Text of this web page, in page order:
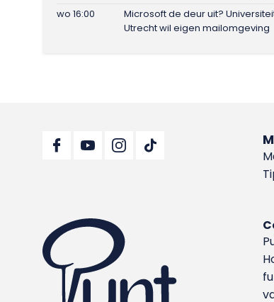
wo 16:00
Microsoft de deur uit?
Utrecht wil eigen mailomgeving